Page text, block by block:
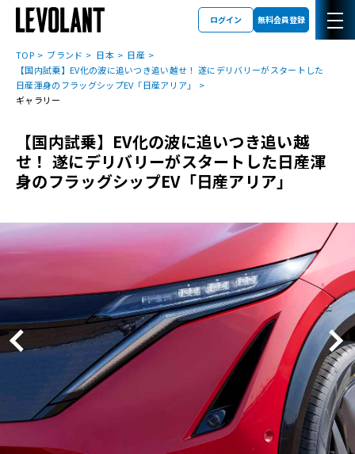
ログイン 無料会員登録
TOP ブランド 日本
日産
【国内試乗】EV化の波に追いつき追い越せ！ 遂にデリバリーがスタートした
日産渾身のフラッグシップEV「日産アリア」
ギャラリー
【国内試乗】EV化の波に追いつき追い越
せ！ 遂にデリバリーがスタートした日産渾
身のフラッグシップEV「日産アリア」